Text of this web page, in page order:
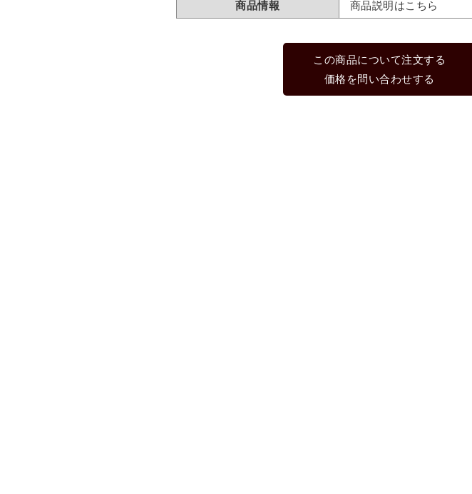
商品情報
商品説明はこちら
この商品について注文する
価格を問い合わせする